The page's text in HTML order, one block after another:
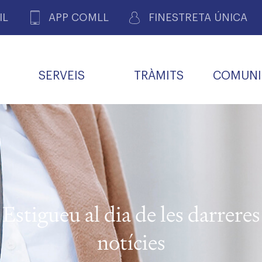
APP COMLL FINESTRETA ÚNICA
DE PACIENTS DE LLEIDA
SERVEIS TRÀMITS
DE GOVERN COMISSIÓ DEONTOLÒGICA
INFORMÀTICA I NOVES
TECNOLOGIES
DE FEINA
ALERTES
FARMACÈUTIQUES
R
CARNET METGE
COL·LEGIAT
Estigueu al dia de les darreres
notícies